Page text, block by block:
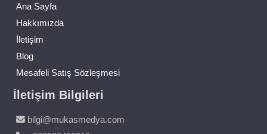
Ana Sayfa
Hakkımızda
İletişim
Blog
Mesafeli Satış Sözleşmesi
İletişim Bilgileri
bilgi@mukasmedya.com